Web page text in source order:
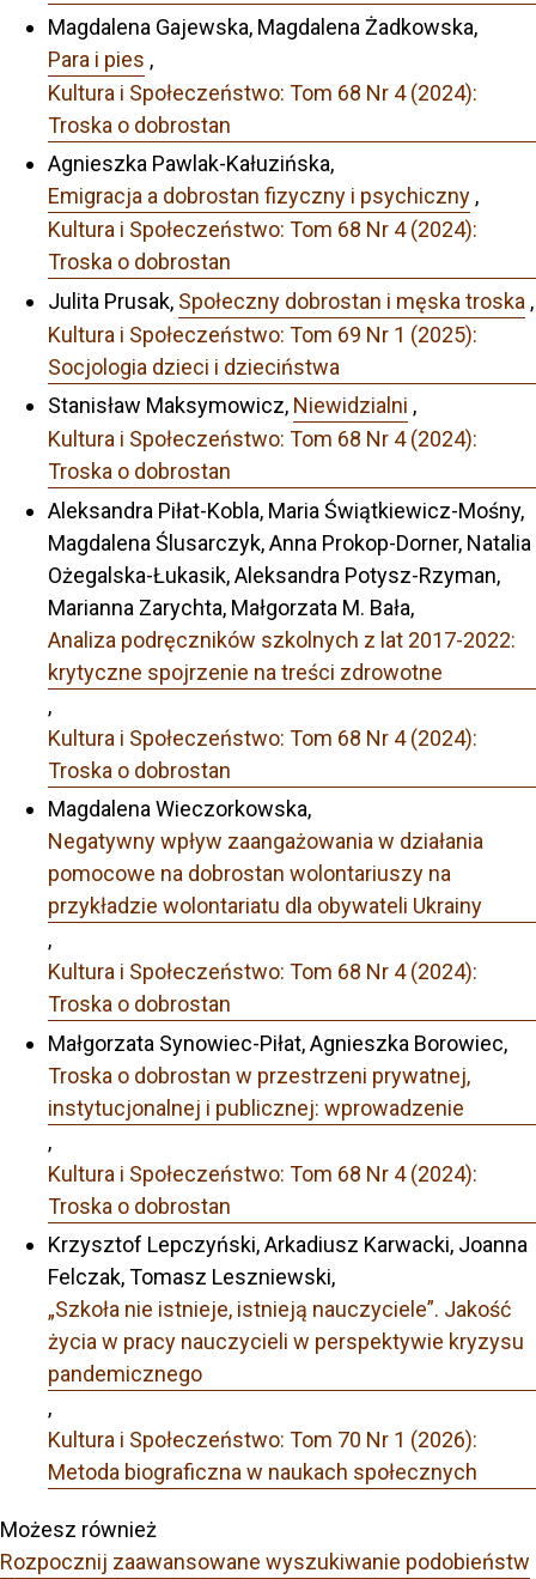
Magdalena Gajewska, Magdalena Żadkowska,
Para i pies ,
Kultura i Społeczeństwo: Tom 68 Nr 4 (2024):
Troska o dobrostan
Agnieszka Pawlak-Kałuzińska,
Emigracja a dobrostan fizyczny i psychiczny ,
Kultura i Społeczeństwo: Tom 68 Nr 4 (2024):
Troska o dobrostan
Julita Prusak, Społeczny dobrostan i męska troska ,
Kultura i Społeczeństwo: Tom 69 Nr 1 (2025):
Socjologia dzieci i dzieciństwa
Stanisław Maksymowicz, Niewidzialni ,
Kultura i Społeczeństwo: Tom 68 Nr 4 (2024):
Troska o dobrostan
Aleksandra Piłat-Kobla, Maria Świątkiewicz-Mośny,
Magdalena Ślusarczyk, Anna Prokop-Dorner, Natalia
Ożegalska-Łukasik, Aleksandra Potysz-Rzyman,
Marianna Zarychta, Małgorzata M. Bała,
Analiza podręczników szkolnych z lat 2017-2022:
krytyczne spojrzenie na treści zdrowotne
,
Kultura i Społeczeństwo: Tom 68 Nr 4 (2024):
Troska o dobrostan
Magdalena Wieczorkowska,
Negatywny wpływ zaangażowania w działania
pomocowe na dobrostan wolontariuszy na
przykładzie wolontariatu dla obywateli Ukrainy
,
Kultura i Społeczeństwo: Tom 68 Nr 4 (2024):
Troska o dobrostan
Małgorzata Synowiec-Piłat, Agnieszka Borowiec,
Troska o dobrostan w przestrzeni prywatnej,
instytucjonalnej i publicznej: wprowadzenie
,
Kultura i Społeczeństwo: Tom 68 Nr 4 (2024):
Troska o dobrostan
Krzysztof Lepczyński, Arkadiusz Karwacki, Joanna
Felczak, Tomasz Leszniewski,
„Szkoła nie istnieje, istnieją nauczyciele”. Jakość
życia w pracy nauczycieli w perspektywie kryzysu
pandemicznego
,
Kultura i Społeczeństwo: Tom 70 Nr 1 (2026):
Metoda biograficzna w naukach społecznych
Możesz również
Rozpocznij zaawansowane wyszukiwanie podobieństw